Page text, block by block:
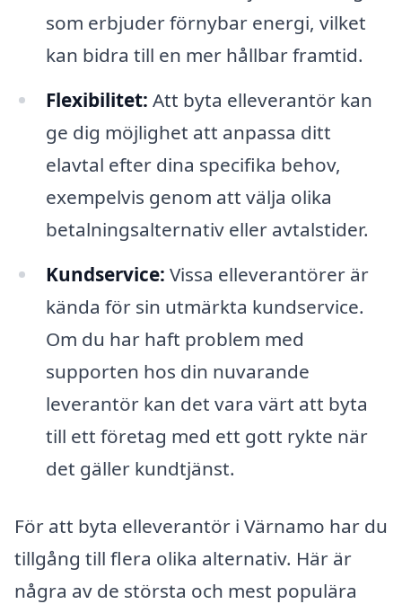
som erbjuder förnybar energi, vilket
kan bidra till en mer hållbar framtid.
Flexibilitet: Att byta elleverantör kan
ge dig möjlighet att anpassa ditt
elavtal efter dina specifika behov,
exempelvis genom att välja olika
betalningsalternativ eller avtalstider.
Kundservice: Vissa elleverantörer är
kända för sin utmärkta kundservice.
Om du har haft problem med
supporten hos din nuvarande
leverantör kan det vara värt att byta
till ett företag med ett gott rykte när
det gäller kundtjänst.
För att byta elleverantör i Värnamo har du
tillgång till flera olika alternativ. Här är
några av de största och mest populära